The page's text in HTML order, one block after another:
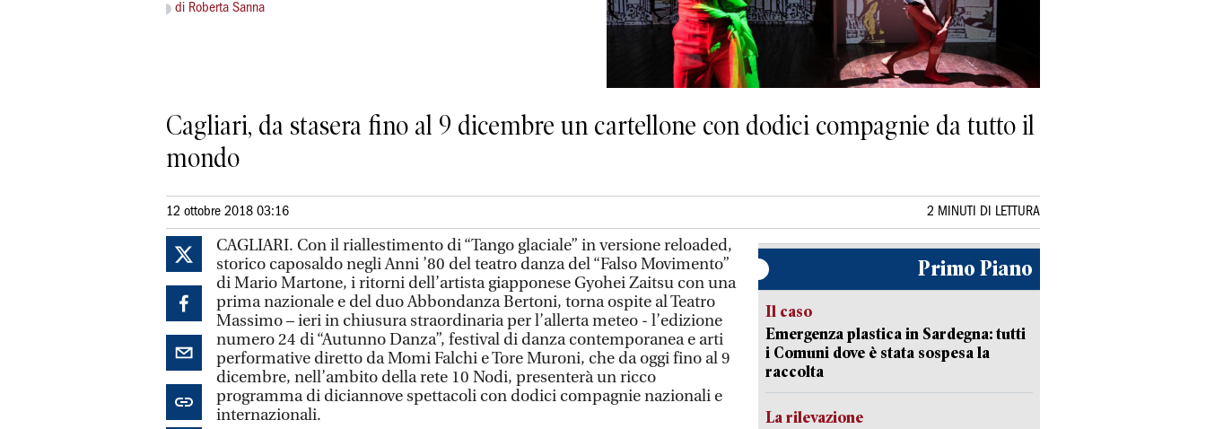
di Roberta Sanna
Cagliari, da stasera fino al 9 dicembre un cartellone con dodici compagnie da tutto il
mondo
12 ottobre 2018 03:16 2 MINUTI DI LETTURA
CAGLIARI. Con il riallestimento di “Tango glaciale” in versione reloaded,
storico caposaldo negli Anni ’80 del teatro danza del “Falso Movimento”
di Mario Martone, i ritorni dell’artista giapponese Gyohei Zaitsu con una
prima nazionale e del duo Abbondanza Bertoni, torna ospite al Teatro
Massimo – ieri in chiusura straordinaria per l’allerta meteo - l’edizione
numero 24 di “Autunno Danza”, festival di danza contemporanea e arti
performative diretto da Momi Falchi e Tore Muroni, che da oggi fino al 9
dicembre, nell’ambito della rete 10 Nodi, presenterà un ricco
programma di diciannove spettacoli con dodici compagnie nazionali e
internazionali.
Primo Piano
Il caso
Emergenza plastica in Sardegna: tutti
i Comuni dove è stata sospesa la
raccolta
La rilevazione